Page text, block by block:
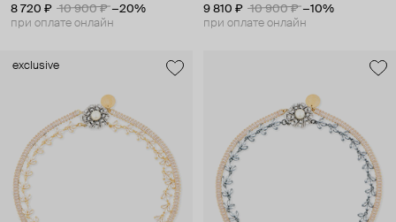
8 720 ₽
10 900 ₽ −20%
при оплате онлайн
9 810 ₽
10 900 ₽ −10%
при оплате онлайн
exclusive